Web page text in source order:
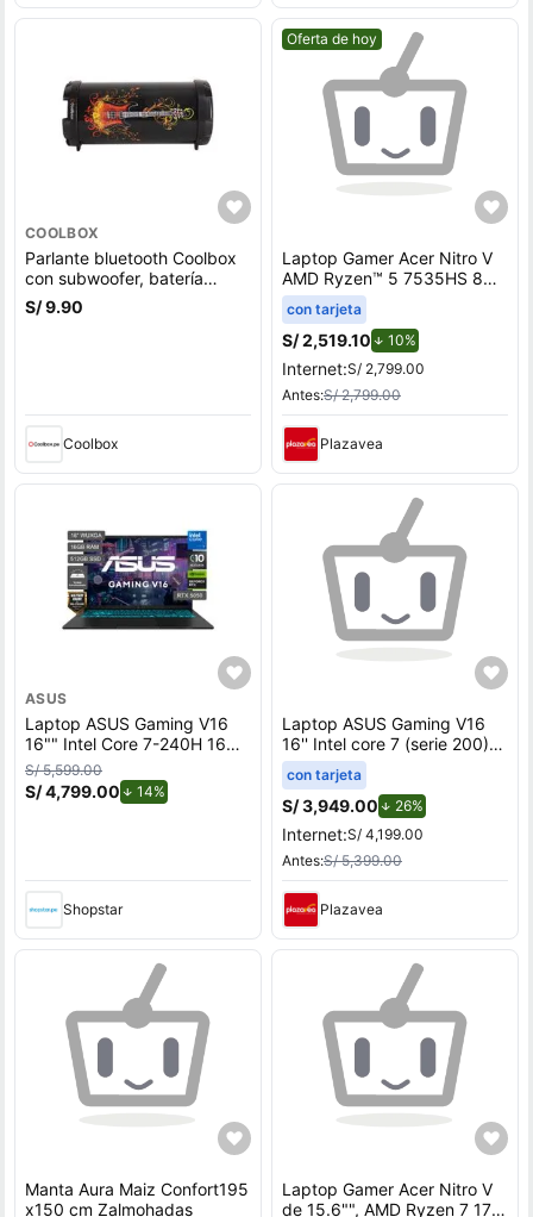
COOLBOX
Parlante bluetooth Coolbox
con subwoofer, batería
recargable, guitar
S/ 9.90
Coolbox
Mejor precio.
Oferta de hoy
Laptop Gamer Acer Nitro V
AMD Ryzen™ 5 7535HS 8GB
RAM 512GB SSD 15.6"" RTX
3050
con tarjeta
S/ 2,519.10 10%de descuento.
Internet:S/ 2,799.00
Antes:S/ 2,799.00
Plazavea
ASUS
Laptop ASUS Gaming V16
16"" Intel Core 7-240H 16GB
512GB SSD RTX5050
S/ 5,599.00
S/ 4,799.00 14%
Shopstar
Laptop ASUS Gaming V16
16'' Intel core 7 (serie 200)
8GB 512GB SSD RTX3050
V3607VJ-TK286W
con tarjeta
S/ 3,949.00 26%de descuento.
Internet:S/ 4,199.00
Antes:S/ 5,399.00
Plazavea
Manta Aura Maiz Confort195
x150 cm Zalmohadas
Laptop Gamer Acer Nitro V
de 15.6"", AMD Ryzen 7 170,